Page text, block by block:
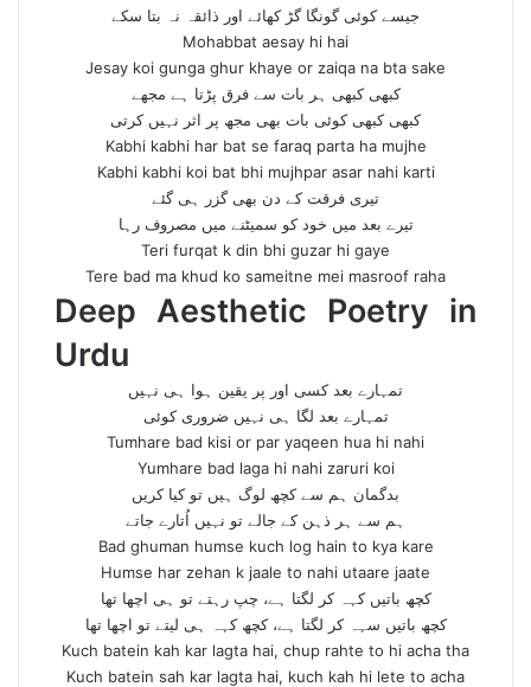
جیسے کوئی گونگا گڑ کھائے اور ذائقہ نہ بتا سکے
Mohabbat aesay hi hai
Jesay koi gunga ghur khaye or zaiqa na bta sake
کبھی کبھی ہر بات سے فرق پڑتا ہے مجھے
کبھی کبھی کوئی بات بھی مجھ پر اثر نہیں کرتی
Kabhi kabhi har bat se faraq parta ha mujhe
Kabhi kabhi koi bat bhi mujhpar asar nahi karti
تیری فرقت کے دن بھی گزر ہی گئے
تیرے بعد میں خود کو سمیٹنے میں مصروف رہا
Teri furqat k din bhi guzar hi gaye
Tere bad ma khud ko sameitne mei masroof raha
Deep Aesthetic Poetry in
Urdu
تمہارے بعد کسی اور پر یقین ہوا ہی نہیں
تمہارے بعد لگا ہی نہیں ضروری کوئی
Tumhare bad kisi or par yaqeen hua hi nahi
Yumhare bad laga hi nahi zaruri koi
بدگمان ہم سے کچھ لوگ ہیں تو کیا کریں
ہم سے ہر ذہن کے جالے تو نہیں اُتارے جاتے
Bad ghuman humse kuch log hain to kya kare
Humse har zehan k jaale to nahi utaare jaate
کچھ باتیں کہہ کر لگتا ہے، چپ رہتے تو ہی اچھا تھا
کچھ باتیں سہہ کر لگتا ہے، کچھ کہہ ہی لیتے تو اچھا تھا
Kuch batein kah kar lagta hai, chup rahte to hi acha tha
Kuch batein sah kar lagta hai, kuch kah hi lete to acha